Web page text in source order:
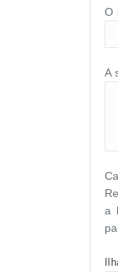
O
A
a